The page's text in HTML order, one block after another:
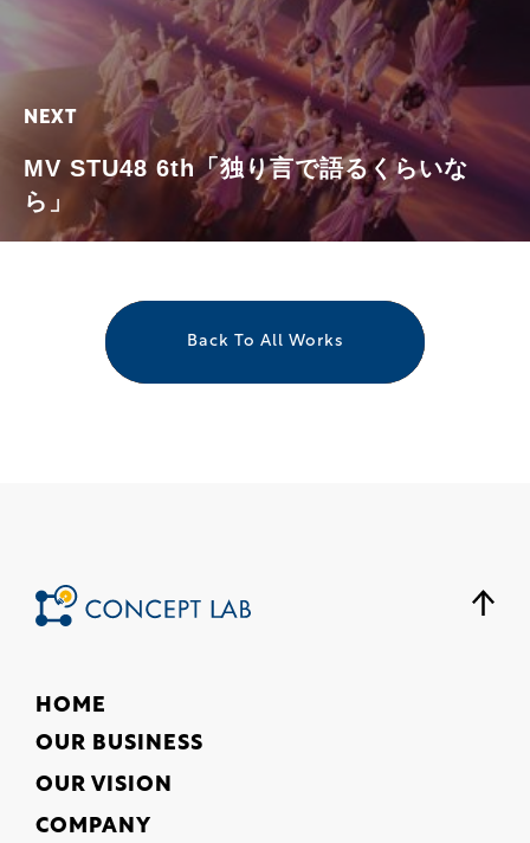
NEXT
MV STU48 6th「独り言で語るくらいな
ら」
Back To All Works
HOME
OUR BUSINESS
OUR VISION
COMPANY